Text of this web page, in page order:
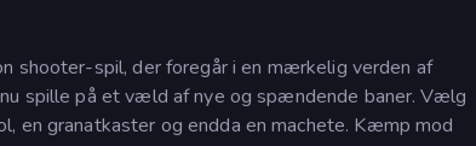
shooter-spil, der foregår i en mærkelig verden af
spille på et væld af nye og spændende baner. Vælg
en granatkaster og endda en machete. Kæmp mod